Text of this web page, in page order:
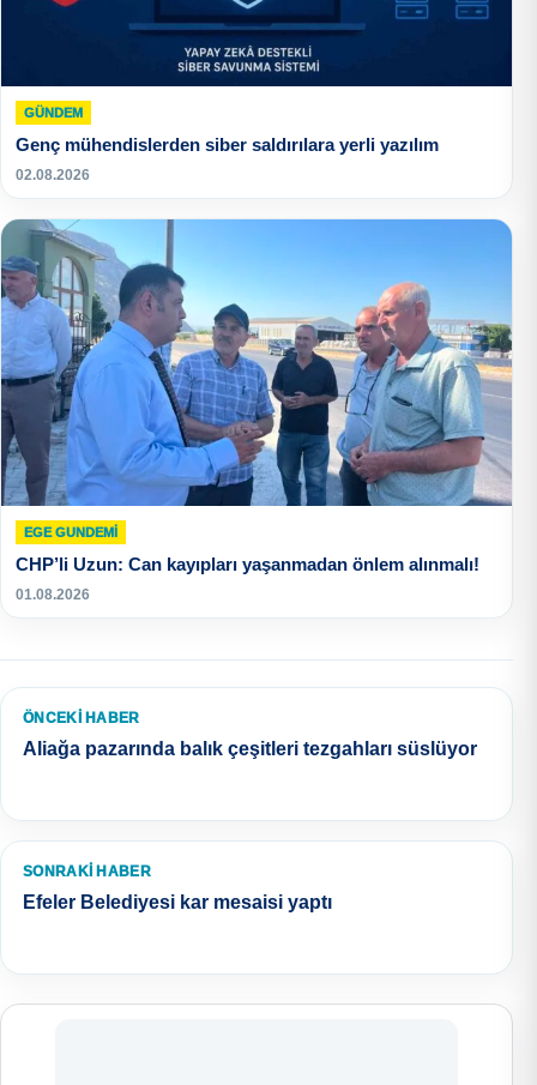
GÜNDEM
Genç mühendislerden siber saldırılara yerli yazılım
02.08.2026
EGE GUNDEMİ
CHP’li Uzun: Can kayıpları yaşanmadan önlem alınmalı!
01.08.2026
ÖNCEKI HABER
Aliağa pazarında balık çeşitleri tezgahları süslüyor
SONRAKI HABER
Efeler Belediyesi kar mesaisi yaptı